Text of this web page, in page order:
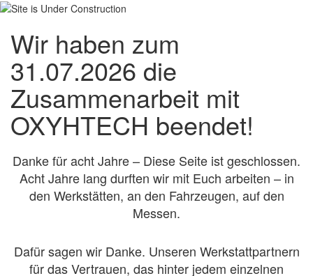
Wir haben zum
31.07.2026 die
Zusammenarbeit mit
OXYHTECH beendet!
Danke für acht Jahre – Diese Seite ist geschlossen.
Acht Jahre lang durften wir mit Euch arbeiten – in
den Werkstätten, an den Fahrzeugen, auf den
Messen.
Dafür sagen wir Danke. Unseren Werkstattpartnern
für das Vertrauen, das hinter jedem einzelnen